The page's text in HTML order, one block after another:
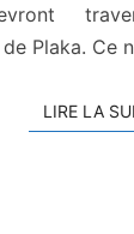
Plaka. Ce
LIRE LA